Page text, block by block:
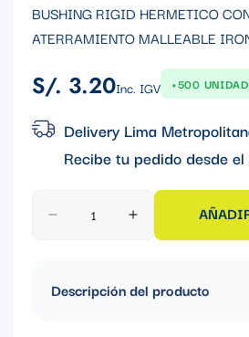
BUSHING RIGID HERMETICO
ATERRAMIENTO MALLEABLE
Precio
S/. 3.20Inc. IGV +500
Delivery Lima
Recibe tu pedido desde
Descripción del producto